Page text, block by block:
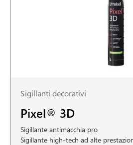
Sigillanti decorativi
Pixel® 3D
Sigillante antimacchia pro
Sigillante high-tech ad alte